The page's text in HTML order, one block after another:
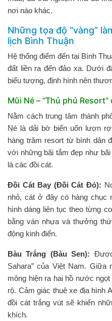
nơi nào khác.
Những tọa độ “vàng”
lịch Bình Thuận
Hệ thống điểm đến tại Bình
đất liền ra đến đảo xa. Dưới
biểu tượng, định hình nên
Mũi Né – “Thủ phủ
Nằm cách trung tâm thành
Né là dải bờ biển uốn lượn
hàng trăm resort từ bình dân
với những bãi tắm đẹp như
là các đồi cát.
Đồi Cát Bay (Đồi Cát Đỏ):
nhỏ, cát ở đây có hàng chục
hình dáng liên tục theo từng
bằng ván nhựa và thưởng
động kinh điển.
Bàu Trắng (Bàu Sen):
Sahara” của Việt Nam. Giữa
mông hiện ra hai hồ nước
rộ. Cảm giác thuê xe địa hình
đồi cát trắng vút sẽ khiến
khích.